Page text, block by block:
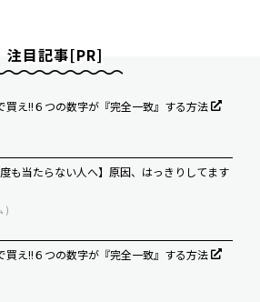
注目記事[PR]
買え!!６つの数字が『完全一致』する方法
も当たらない人へ】原因、はっきりしてます
)
買え!!６つの数字が『完全一致』する方法